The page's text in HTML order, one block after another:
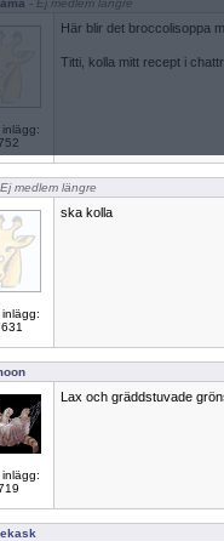
- Ej medlem längre
Här blir det broccolisoppa
Titti, kolla mitt recept i
medlem längre
ska kolla
Lax och gräddstuvade